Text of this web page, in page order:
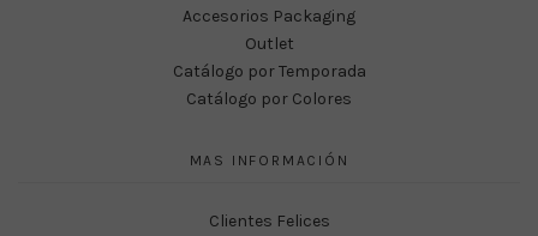
Accesorios Packaging
Outlet
Catálogo por Temporada
Catálogo por Colores
MAS INFORMACIÓN
Clientes Felices